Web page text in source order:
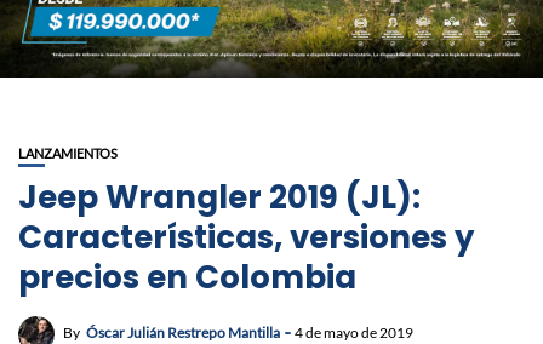
LANZAMIENTOS
Jeep Wrangler 2019 (JL):
Características, versiones y
precios en Colombia
By Óscar Julián Restrepo Mantilla 4 de mayo de 2019